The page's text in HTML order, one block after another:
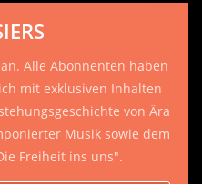
Alle Abonnenten haben
mit exklusiven Inhalten
von Ära
Musik sowie dem
Freiheit ins uns".